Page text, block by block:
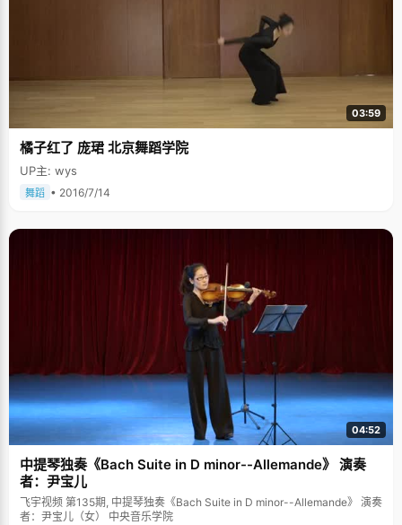
03:59
橘子红了 庞珺 北京舞蹈学院
UP主: wys
舞蹈 • 2016/7/14
04:52
中提琴独奏《Bach Suite in D minor--Allemande》 演奏
者：尹宝儿
飞宇视频 第135期, 中提琴独奏《Bach Suite in D minor--Allemande》 演奏
者：尹宝儿（女） 中央音乐学院